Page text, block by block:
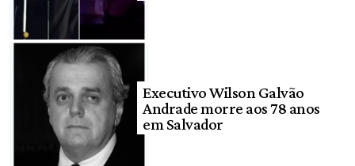
Executivo Wilson Galvão
Andrade morre aos 78 anos
em Salvador